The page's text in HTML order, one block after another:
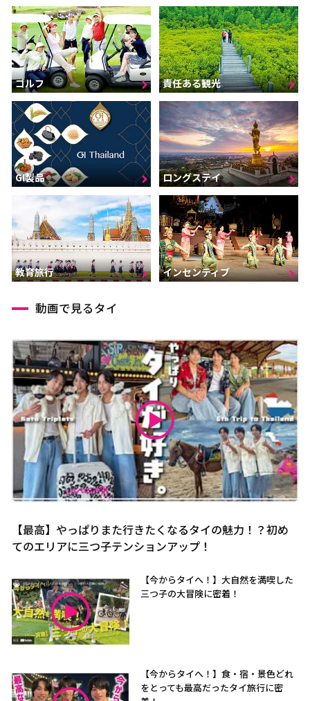
ゴルフ 責任ある観光
GI製品 ロングステイ
教育旅行 インセンティブ
動画で見るタイ
【最高】やっぱりまた行きたくなるタイの魅力！？初め
てのエリアに三つ子テンションアップ！
【今からタイへ！】大自然を満喫した
三つ子の大冒険に密着！
【今からタイへ！】食・宿・景色どれ
をとっても最高だったタイ旅行に密